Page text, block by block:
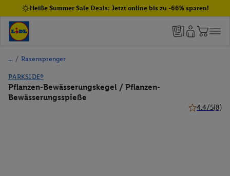
Heiße Summer Sale Deals: Jetzt online bis zu -66% sparen!
/ Rasensprenger
PARKSIDE®
Pflanzen-Bewässerungskegel / Pflanzen-
Bewässerungsspieße
4.4/5(8)